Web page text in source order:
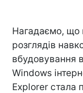
Нагадаємо, що
розглядів
вбудовування
Windows
Explorer стала